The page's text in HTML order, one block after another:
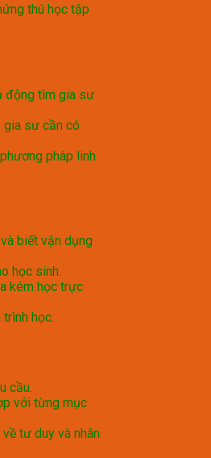
thú học tập
động tìm gia sư
gia sư cần có
pháp linh
biết vận dụng
học sinh.
kém học trực
học.
cầu.
với từng mục
tư duy và nhân